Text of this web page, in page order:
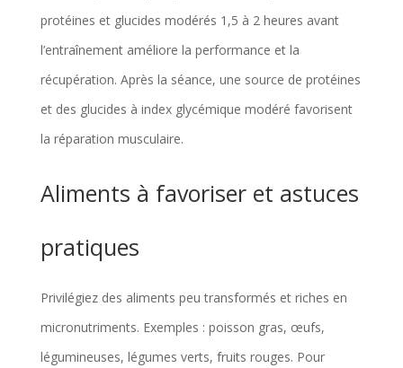
protéines et glucides modérés 1,5 à 2 heures avant
l’entraînement améliore la performance et la
récupération. Après la séance, une source de protéines
et des glucides à index glycémique modéré favorisent
la réparation musculaire.
Aliments à favoriser et astuces
pratiques
Privilégiez des aliments peu transformés et riches en
micronutriments. Exemples : poisson gras, œufs,
légumineuses, légumes verts, fruits rouges. Pour